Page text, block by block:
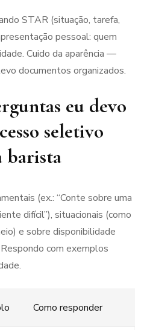
STAR (situação, tarefa,
pessoal: quem
Cuido da aparência —
documentos organizados.
eu devo
seletivo
barista
(ex.: “Conte sobre uma
difícil”), situacionais (como
e sobre disponibilidade
com exemplos
Como responder